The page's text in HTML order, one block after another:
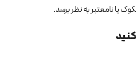
یا نامعتبر به نظر برسد.